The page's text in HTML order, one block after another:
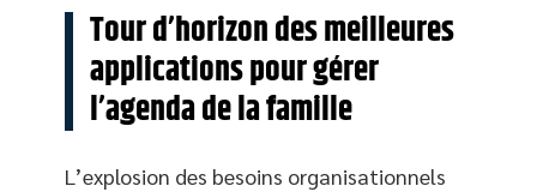
Tour d’horizon des meilleures
applications pour gérer
l’agenda de la famille
L’explosion des besoins organisationnels